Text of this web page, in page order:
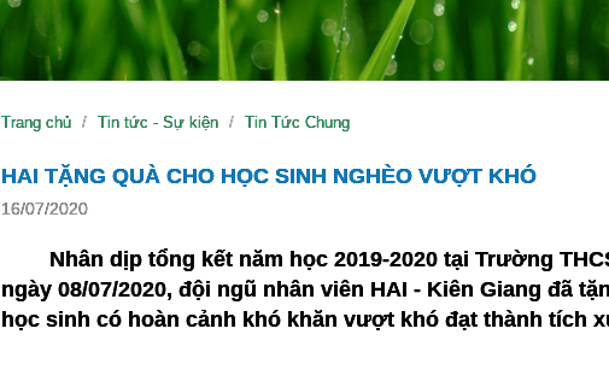
Trang chủ Tin tức - Sự kiện Tin Tức Chung
HAI TẶNG QUÀ CHO HỌC SINH NGHÈO VƯỢT KHÓ
16/07/2020
Nhân dịp tổng kết năm học 2019-2020 tại Trường
ngày 08/07/2020, đội ngũ nhân viên HAI - Kiên Giang đã
học sinh có hoàn cảnh khó khăn vượt khó đạt thành tích